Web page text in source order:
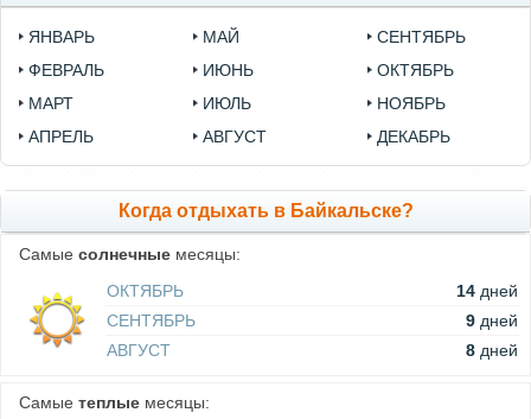
ЯНВАРЬ
ФЕВРАЛЬ
МАРТ
АПРЕЛЬ
МАЙ
ИЮНЬ
ИЮЛЬ
АВГУСТ
СЕНТЯБРЬ
ОКТЯБРЬ
НОЯБРЬ
ДЕКАБРЬ
Когда отдыхать в Байкальске?
Самые солнечные месяцы:
ОКТЯБРЬ
14 дней
СЕНТЯБРЬ
9 дней
АВГУСТ
8 дней
Самые теплые месяцы: